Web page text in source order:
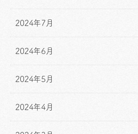
2024年7月
2024年6月
2024年5月
2024年4月